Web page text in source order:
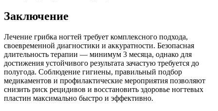
Заключение
Лечение грибка ногтей требует комплексного подхода,
своевременной диагностики и аккуратности. Безопасная
длительность терапии — минимум 3 месяца, однако для
достижения устойчивого результата зачастую требуется до
полугода. Соблюдение гигиены, правильный подбор
медикаментов и профилактические мероприятия позволяют
снизить риск рецидивов и восстановить здоровье ногтевых
пластин максимально быстро и эффективно.